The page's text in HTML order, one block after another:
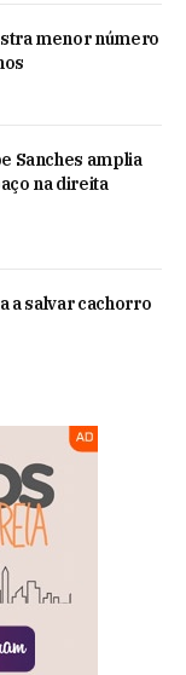
menor número
Sanches amplia
na direita
a salvar cachorro